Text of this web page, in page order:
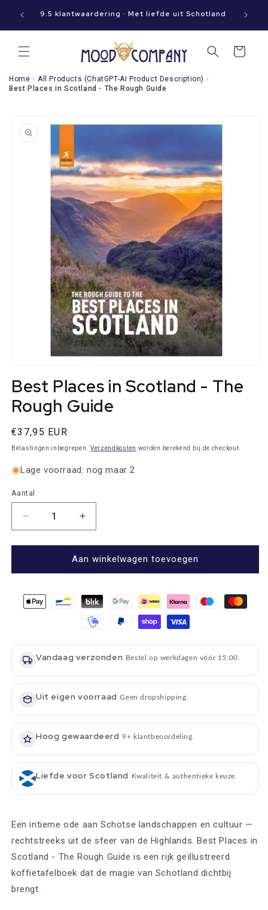
naar de
jouw 9.5 klantwaardering · Met liefde uit Schotland
Winkelwagen
Home › All Products (ChatGPT-AI Product Description) ›
Best Places in Scotland - The Rough Guide
openen
modaal
Best Places in Scotland - The
Rough Guide
Normale
prijs
€37,95 EUR
Belastingen inbegrepen. Verzendkosten worden berekend bij de checkout.
Lage voorraad: nog maar 2
Aantal
Aantal
Aantal
verlagen
voor
Places
Scotland
-
Guide
Aantal
verhogen
voor
Best
Places
Scotland
-
The
Guide
Aan winkelwagen toevoegen
Vandaag verzonden Bestel op werkdagen vóór 15:00.
Uit eigen voorraad Geen dropshipping.
Hoog gewaardeerd 9+ klantbeoordeling.
Liefde voor Scotland Kwaliteit & authentieke keuze.
Een intieme ode aan Schotse landschappen en cultuur —
rechtstreeks uit de sfeer van de Highlands. Best Places in
Scotland - The Rough Guide is een rijk geïllustreerd
koffietafelboek dat de magie van Schotland dichtbij
brengt.